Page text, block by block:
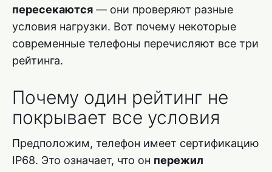
пересекаются — они проверяют разные
условия нагрузки. Вот почему некоторые
современные телефоны перечисляют все три
рейтинга.
Почему один рейтинг не
покрывает все условия
Предположим, телефон имеет сертификацию
IP68. Это означает, что он пережил